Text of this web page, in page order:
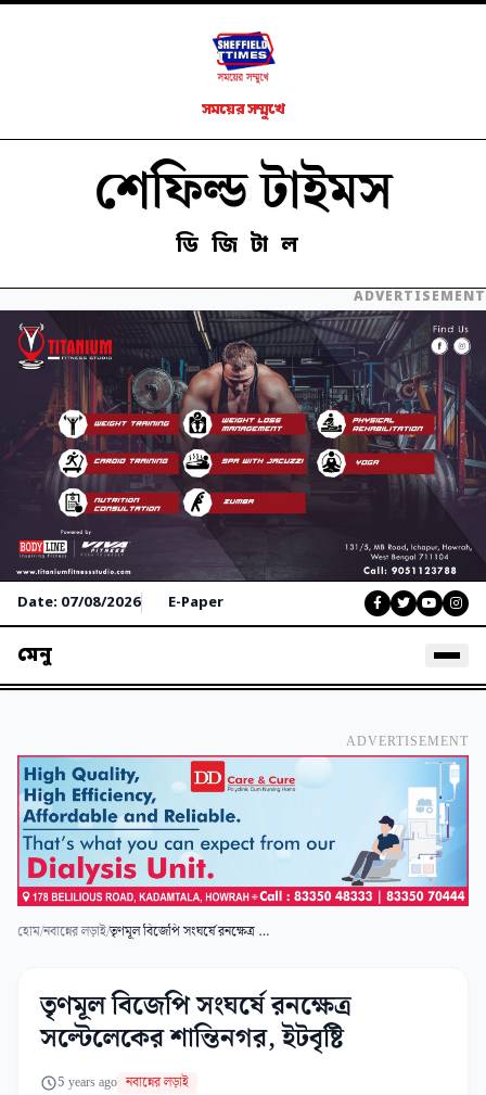
সময়ের সম্মুখে
শেফিল্ড টাইমস
ডিজিটাল
ADVERTISEMENT
Date: 07/08/2026 E-Paper
মেনু
ADVERTISEMENT
হোম/নবান্নের লড়াই/ তৃণমূল বিজেপি সংঘর্ষে রনক্ষেত্র সল্টেলেকের শান্তিনগর, ইটবৃষ্টি
তৃণমূল বিজেপি সংঘর্ষে রনক্ষেত্র
সল্টেলেকের শান্তিনগর, ইটবৃষ্টি
5 years ago নবান্নের লড়াই